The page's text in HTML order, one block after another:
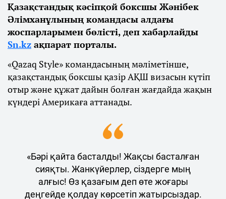
Қазақстандық кәсіпқой боксшы Жәнібек
Әлімханұлының командасы алдағы
жоспарларымен бөлісті, деп хабарлайды
Sn.kz ақпарат порталы.
«Qazaq Style» командасының мәліметінше,
қазақстандық боксшы қазір АҚШ визасын күтіп
отыр және құжат дайын болған жағдайда жақын
күндері Америкаға аттанады.
«Бәрі қайта басталды! Жақсы басталған
сияқты. Жанкүйерлер, сіздерге мың
алғыс! Өз қазағым деп өте жоғары
деңгейде қолдау көрсетіп жатырсыздар.